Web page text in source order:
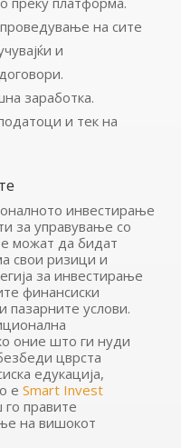
на сите
и
заработка.
и тек на
инвестирање
за управување со
можат да бидат
свои ризици и
за инвестирање
финансиски
пазарните услови.
оние што ги нуди
цврста
едукација,
е Smart Invest
го правите
на вишокот